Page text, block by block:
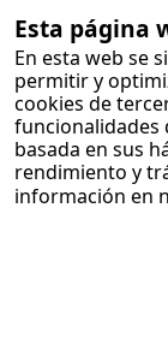
Esta página
En esta web se
permitir y
cookies de
funcionalidades
basada en sus
rendimiento y
información en